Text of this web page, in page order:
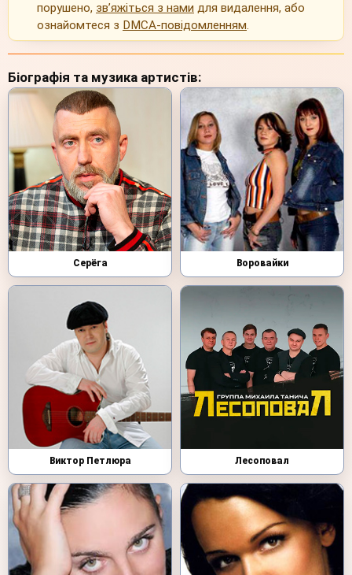
порушено, зв’яжіться з нами для видалення, або
ознайомтеся з DMCA-повідомленням.
Біографія та музика артистів:
Серёга Воровайки
Виктор Петлюра Лесоповал